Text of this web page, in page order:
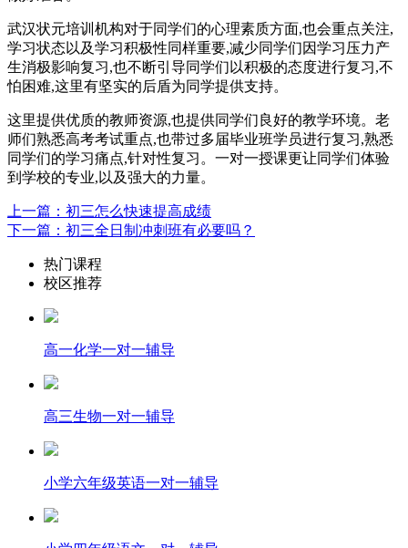
武汉状元培训机构对于同学们的心理素质方面,也会重点关注,
学习状态以及学习积极性同样重要,减少同学们因学习压力产
生消极影响复习,也不断引导同学们以积极的态度进行复习,不
怕困难,这里有坚实的后盾为同学提供支持。
这里提供优质的教师资源,也提供同学们良好的教学环境。老
师们熟悉高考考试重点,也带过多届毕业班学员进行复习,熟悉
同学们的学习痛点,针对性复习。一对一授课更让同学们体验
到学校的专业,以及强大的力量。
上一篇：初三怎么快速提高成绩
下一篇：初三全日制冲刺班有必要吗？
热门课程
校区推荐
高一化学一对一辅导
高三生物一对一辅导
小学六年级英语一对一辅导